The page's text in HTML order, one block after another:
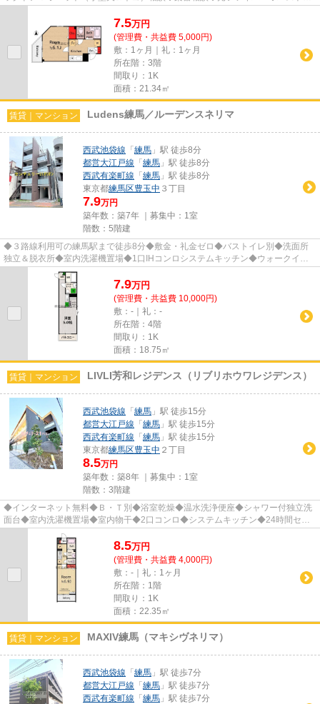
7.5万円
(管理費・共益費 5,000円)
敷：1ヶ月｜礼：1ヶ月
所在階：3階
間取り：1K
面積：21.34㎡
賃貸｜マンション Ludens練馬／ルーデンスネリマ
西武池袋線 「 練馬 」駅 徒歩8分
都営大江戸線 「 練馬 」駅 徒歩8分
西武有楽町線 「 練馬 」駅 徒歩8分
東京都練馬区豊玉中 ３丁目
7.9万円
築年数：築7年 ｜募集中： 1室
階数：5階建
◆３路線利用可の練馬駅まで徒歩8分◆敷金・礼金ゼロ◆バストイレ別◆洗面所
独立＆脱衣所◆室内洗濯機置場◆1口IHコンロシステムキッチン◆ウォークイン
クローゼット◆エアコン◆オートロック◆...
7.9万円
(管理費・共益費 10,000円)
敷：-｜礼：-
所在階：4階
間取り：1K
面積：18.75㎡
賃貸｜マンション LIVLI芳和レジデンス（リブリホウワレジデンス）
西武池袋線 「 練馬 」駅 徒歩15分
都営大江戸線 「 練馬 」駅 徒歩15分
西武有楽町線 「 練馬 」駅 徒歩15分
東京都練馬区豊玉中 ２丁目
8.5万円
築年数：築8年 ｜募集中： 1室
階数：3階建
◆インターネット無料◆Ｂ・Ｔ別◆浴室乾燥◆温水洗浄便座◆シャワー付独立洗
面台◆室内洗濯機置場◆室内物干◆2口コンロ◆システムキッチン◆24時間セキ
ュリティ◆モニター付インターホン◆ダブル...
8.5万円
(管理費・共益費 4,000円)
敷：-｜礼：1ヶ月
所在階：1階
間取り：1K
面積：22.35㎡
賃貸｜マンション MAXIV練馬（マキシヴネリマ）
西武池袋線 「 練馬 」駅 徒歩7分
都営大江戸線 「 練馬 」駅 徒歩7分
西武有楽町線 「 練馬 」駅 徒歩7分